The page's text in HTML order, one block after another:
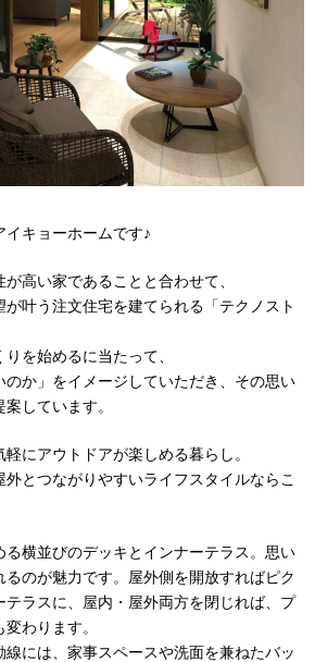
キョーホームです♪
高い家であることと合わせて、
叶う注文住宅を建てられる「テクノスト
を始めるに当たって、
のか」をイメージしていただき、その思い
しています。
にアウトドアが楽しめる暮らし。
とつながりやすいライフスタイルならこ
る横並びのデッキとインナーテラス。思い
のが魅力です。屋外側を開放すればピク
テラスに、屋内・屋外両方を閉じれば、プ
わります。
には、家事スペースや洗面を兼ねたバッ